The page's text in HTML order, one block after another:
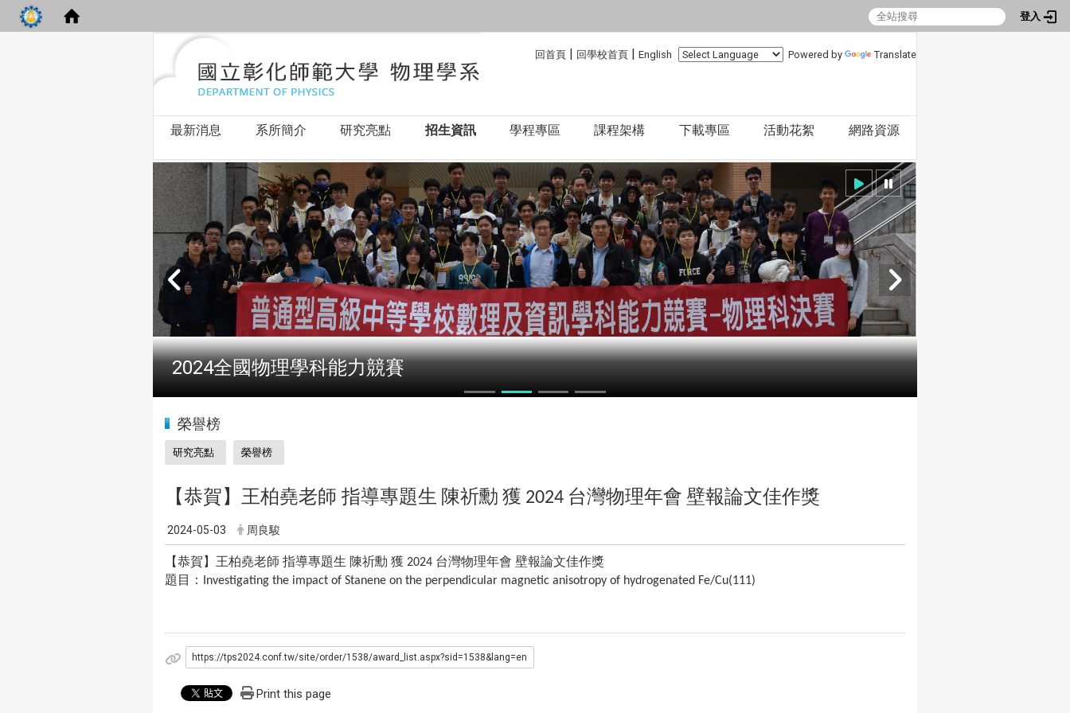
登入
回首頁 | 回學校首頁 | English Powered by Translate
最新消息 系所簡介 研究亮點 招生資訊 學程專區 課程架構 下載專區 活動花絮 網路資源
榮譽榜
研究亮點 榮譽榜
【恭賀】王柏堯老師 指導專題生 陳祈勳 獲 2024 台灣物理年會 壁報論文佳作獎
2024-05-03 周良駿
【恭賀】王柏堯老師 指導專題生 陳祈勳 獲 2024 台灣物理年會 壁報論文佳作獎
題目：
Investigating the impact of Stanene on the perpendicular magnetic anisotropy of hydrogenated Fe/Cu(111)
https://tps2024.conf.tw/site/order/1538/award_list.aspx?sid=1538&lang=en
Print this page